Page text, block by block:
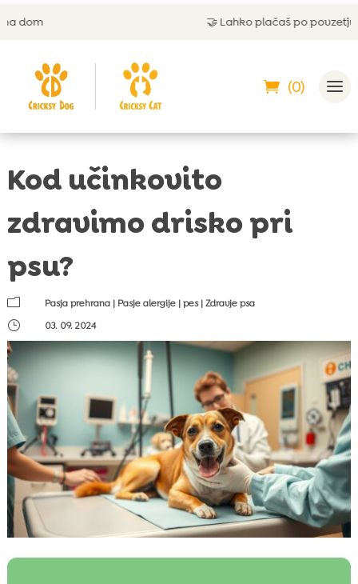
Lahko plačaš po povzetju
(0)
Kod učinkovito
zdravimo drisko pri
psu?
m Pasja prehrana | Pasje alergije |pes|Zdravje psa
}
03. 09. 2024